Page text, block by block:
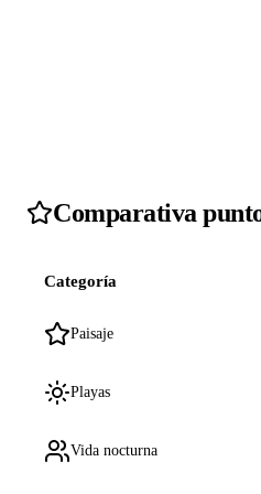
Comparativa
Categoría
Paisaje
Playas
Vida nocturna